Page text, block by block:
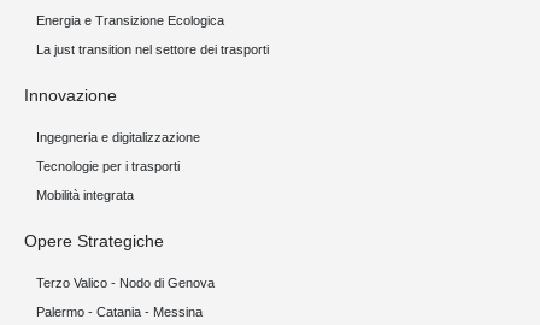
Energia e Transizione Ecologica
La just transition nel settore dei trasporti
Innovazione
Ingegneria e digitalizzazione
Tecnologie per i trasporti
Mobilità integrata
Opere Strategiche
Terzo Valico - Nodo di Genova
Palermo - Catania - Messina